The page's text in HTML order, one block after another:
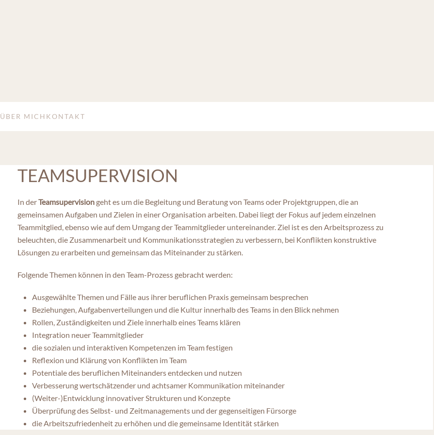
ÜBER MICH KONTAKT
TEAMSUPERVISION
In derTeamsupervision geht es um die Begleitung und Beratung von Teams oder Projektgruppen, die an
gemeinsamen Aufgaben und Zielen in einer Organisation arbeiten. Dabei liegt der Fokus auf jedem einzelnen
Teammitglied, ebenso wie auf dem Umgang der Teammitglieder untereinander. Ziel ist es den Arbeitsprozess zu
beleuchten, die Zusammenarbeit und Kommunikationsstrategien zu verbessern, bei Konflikten konstruktive
Lösungen zu erarbeiten und gemeinsam das Miteinander zu stärken.
Folgende Themen können in den Team-Prozess gebracht werden:
Ausgewählte Themen und Fälle aus ihrer beruflichen Praxis gemeinsam besprechen
Beziehungen, Aufgabenverteilungen und die Kultur innerhalb des Teams in den Blick nehmen
Rollen, Zuständigkeiten und Ziele innerhalb eines Teams klären
Integration neuer Teammitglieder
die sozialen und interaktiven Kompetenzen im Team festigen
Reflexion und Klärung von Konflikten im Team
Potentiale des beruflichen Miteinanders entdecken und nutzen
Verbesserung wertschätzender und achtsamer Kommunikation miteinander
(Weiter-)Entwicklung innovativer Strukturen und Konzepte
Überprüfung des Selbst- und Zeitmanagements und der gegenseitigen Fürsorge
die Arbeitszufriedenheit zu erhöhen und die gemeinsame Identität stärken